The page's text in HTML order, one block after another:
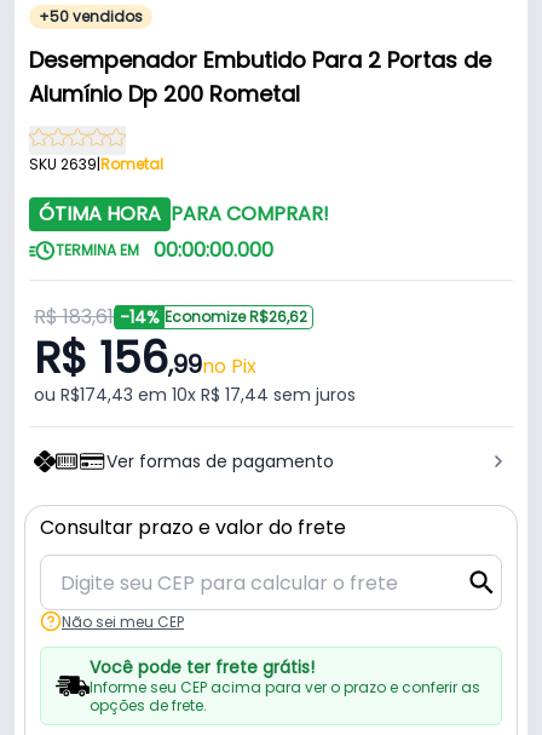
+50 vendidos
Desempenador Embutido Para 2 Portas de
Alumínio Dp 200 Rometal
SKU 2639|Rometal
ÓTIMA HORA PARA COMPRAR!
TERMINA EM 00:00:00.000
R$ 183,61 -14% Economize R$26,62
R$ 156,99no Pix
ou R$174,43 em 10x R$ 17,44 sem juros
Ver formas de pagamento
Consultar prazo e valor do frete
Não sei meu CEP
Você pode ter frete grátis!
Informe seu CEP acima para ver o prazo e conferir as
opções de frete.